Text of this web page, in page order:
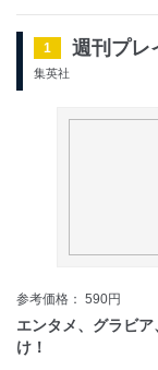
1 週刊プレ
集英社
参考価格： 590円
エンタメ、グラビ
け！